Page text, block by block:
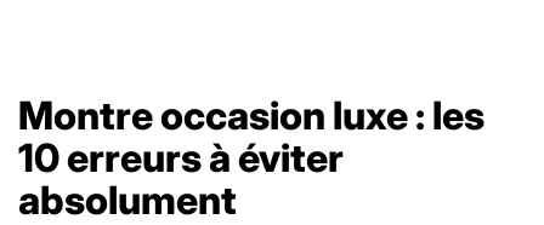
Montre occasion luxe : les
10 erreurs à éviter
absolument